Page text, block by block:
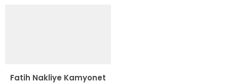
Fatih Nakliye Kamyonet